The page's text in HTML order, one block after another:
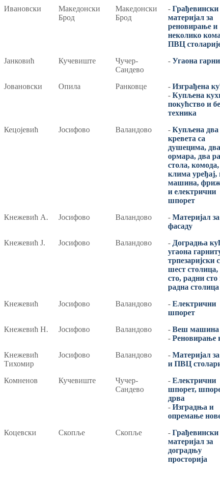
Ивановски
Македонски
Брод
Македонски
Брод
- Грађевински
материјал за
реновирање и
неколико
ПВЦ
Јанковић
Кучевиште
Чучер-
Сандево
- Угаона
Јовановски Опила Ранковце - Изграђена
- Купљена
покућство и
техника
Кецојевић
Јосифово Валандово - Купљена два
кревета са
душецима, два
ормара, два
стола, комода,
клима
машина,
и електрични
шпорет
Кнежевић A.
Јосифово Валандово - Mатеријал за
фасаду
Кнежевић Ј.
Јосифово Валандово - Доградња
угаона
трпезаријски
шест
сто, радни сто
радна столица
Кнежевић
Јосифово Валандово - Електрични
шпорет
Кнежевић Н.
Јосифово Валандово - Веш машина
- Реновирање
Кнежевић
Тихомир
Јосифово Валандово - Материјал
и ПВЦ
Комненов
Кучевиште
Чучер-
Сандево
- Електрични
шпорет,
дрва
- Изградња и
опремање
Коцевски
Скопље Скопље - Грађевински
материјал за
доградњу
просторија